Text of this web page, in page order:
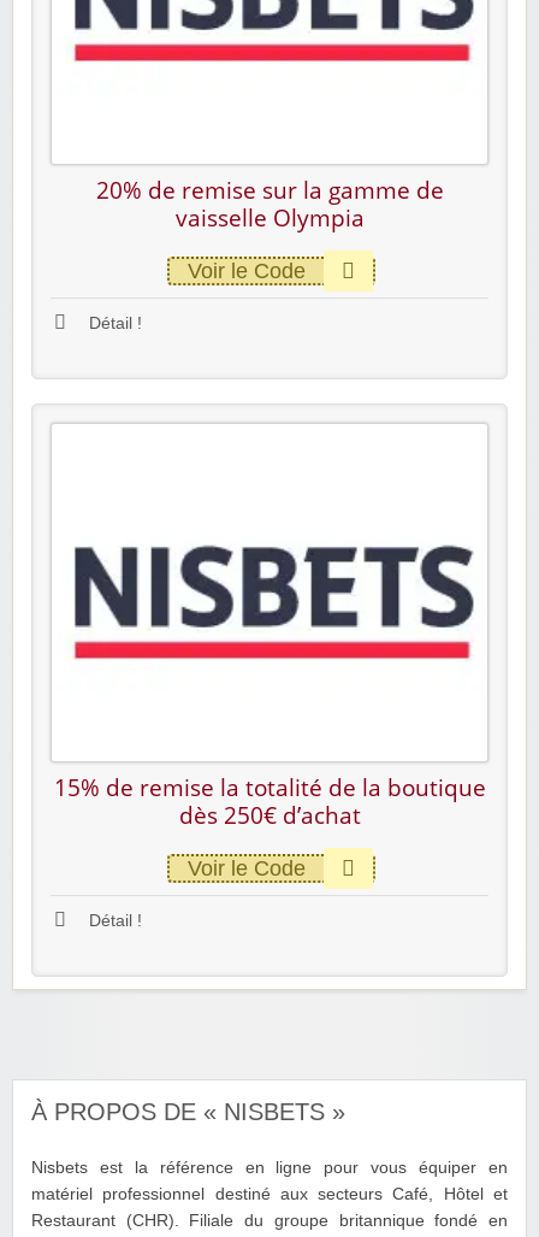
20% de remise sur la gamme de
vaisselle Olympia
Voir le Code
Détail !
15% de remise la totalité de la boutique
dès 250€ d’achat
Voir le Code
Détail !
À PROPOS DE « NISBETS »
Nisbets est la référence en ligne pour vous équiper en
matériel professionnel destiné aux secteurs Café, Hôtel et
Restaurant (CHR). Filiale du groupe britannique fondé en